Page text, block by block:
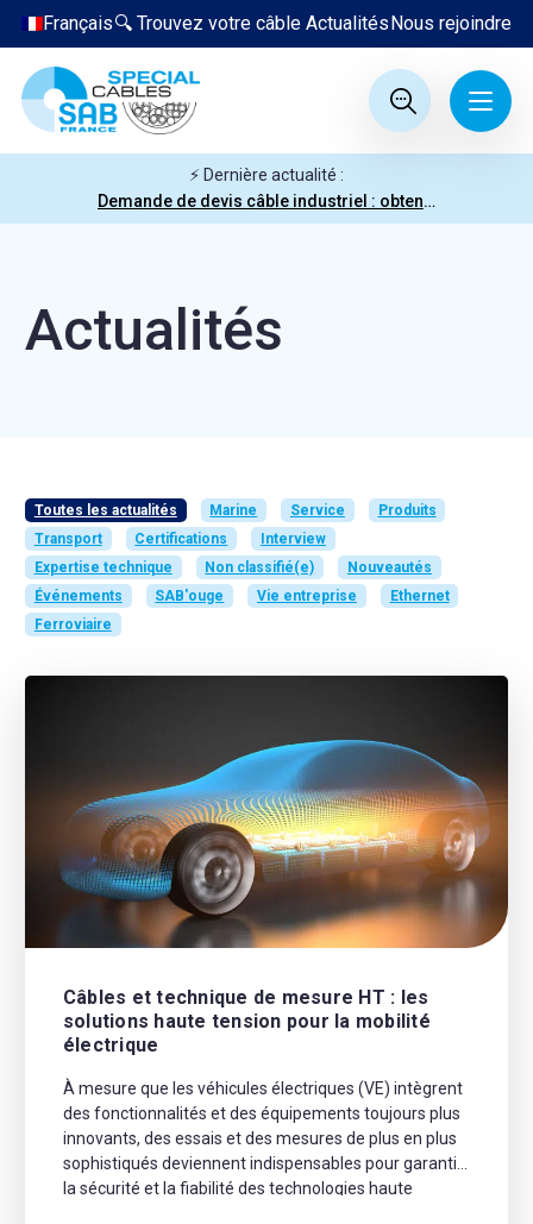
Nous rejoindre
Actualités
🔍 Trouvez votre câble
Français
⚡ Dernière actualité :
Demande de devis câble industriel : obtenez votre prix en quelques clics
Actualités
Toutes les actualités Marine Service
Produits
Transport
Certifications
Interview
Expertise technique
Non classifié(e)
Nouveautés
Événements
SAB'ouge Vie entreprise
Ethernet
Ferroviaire
Câbles et technique de mesure HT : les
solutions haute tension pour la mobilité
électrique
À mesure que les véhicules électriques (VE) intègrent
des fonctionnalités et des équipements toujours plus
innovants, des essais et des mesures de plus en plus
sophistiqués deviennent indispensables pour garantir
la sécurité et la fiabilité des technologies haute